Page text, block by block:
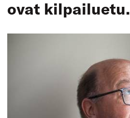
ovat kilpailuetu.